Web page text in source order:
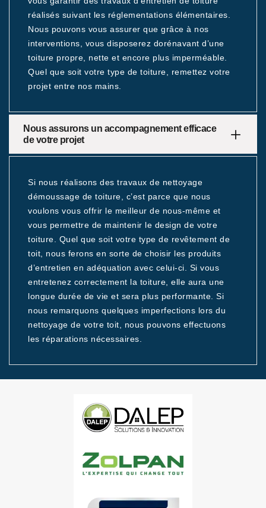
réalisés suivant les réglementations élémentaires.
Nous pouvons vous assurer que grâce à nos
interventions, vous disposerez dorénavant d’une
toiture propre, nette et encore plus imperméable.
Quel que soit votre type de toiture, remettez votre
projet entre nos mains.
Nous assurons un accompagnement efficace
de votre projet
Si nous réalisons des travaux de nettoyage
démoussage de toiture, c’est parce que nous
voulons vous offrir le meilleur de nous-même et
vous permettre de maintenir le design de votre
toiture. Quel que soit votre type de revêtement de
toit, nous ferons en sorte de choisir les produits
d’entretien en adéquation avec celui-ci. Si vous
entretenez correctement la toiture, elle aura une
longue durée de vie et sera plus performante. Si
nous remarquons quelques imperfections lors du
nettoyage de votre toit, nous pouvons effectuons
les réparations nécessaires.